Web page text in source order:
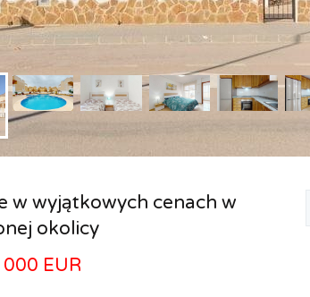
w wyjątkowych cenach w
okolicy
EUR